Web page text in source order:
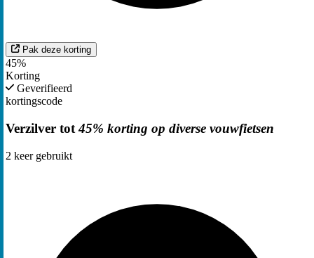
Pak deze korting
45%
Korting
Geverifieerd
kortingscode
Verzilver tot45% korting op diverse vouwfietsen
2 keer gebruikt